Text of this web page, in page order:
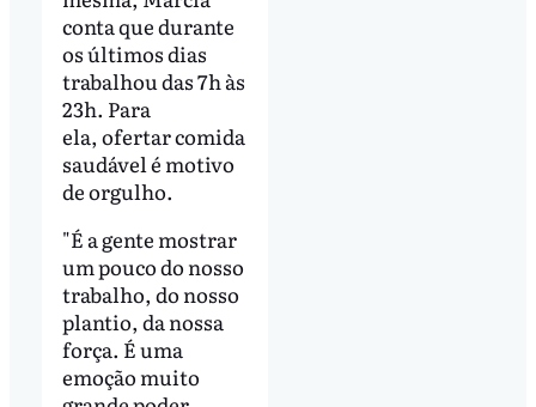
conta que durante
os últimos dias
trabalhou das 7h às
23h. Para
ela, ofertar comida
saudável é motivo
de orgulho.
"É a gente mostrar
um pouco do nosso
trabalho, do nosso
plantio, da nossa
força. É uma
emoção muito